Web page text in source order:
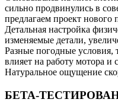
сильно продвинулись в
предлагаем проект нового
Детальная настройка
изменяемые детали,
Разные погодные условия,
влияет на работу мотора
Натуральное ощущение
БЕТА-